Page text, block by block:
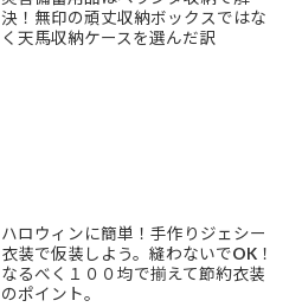
決！無印の頑丈収納ボックスではな
く天馬収納ケースを選んだ訳
ハロウィンに簡単！手作りジェシー
衣装で仮装しよう。縫わないでOK！
なるべく１００均で揃えて節約衣装
のポイント。